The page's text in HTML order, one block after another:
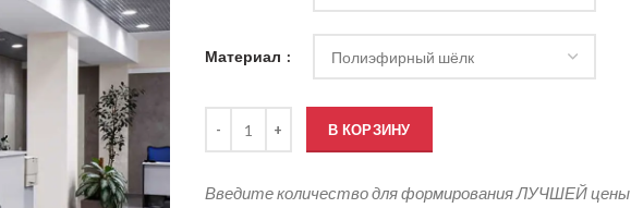
Материал
В КОРЗИНУ
Введите количество для формирования ЛУЧШЕЙ цены